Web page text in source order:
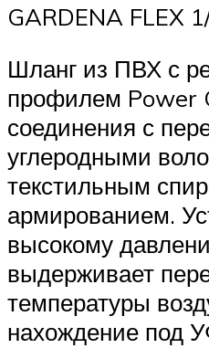
GARDENA FLEX
Шланг из ПВХ с
профилем Power
соединения с
углеродными
текстильным
армированием.
высокому
выдерживает
температуры
нахождение под